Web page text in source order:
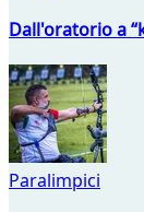
Dall'oratorio a
Paralimpici